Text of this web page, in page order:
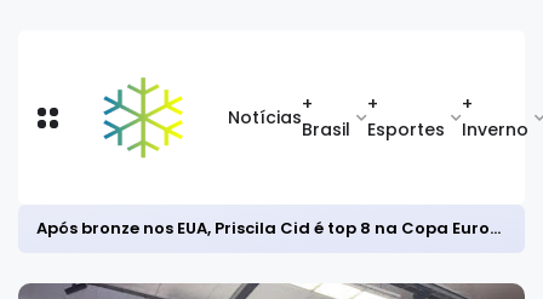
Notícias
+
Brasil
+
Esportes
+
Inverno
Após bronze nos EUA, Priscila Cid é top 8 na Copa Europeia de snowboard halfpipe